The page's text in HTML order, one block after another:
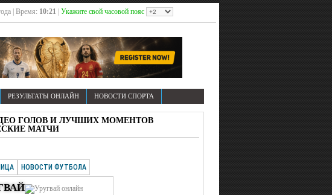
| Время: 10:21 Укажите свой часовой пояс
РЕЗУЛЬТАТЫ ОНЛАЙН НОВОСТИ СПОРТА
ГОЛОВ И ЛУЧШИХ МОМЕНТОВ
МАТЧИ
НОВОСТИ ФУТБОЛА